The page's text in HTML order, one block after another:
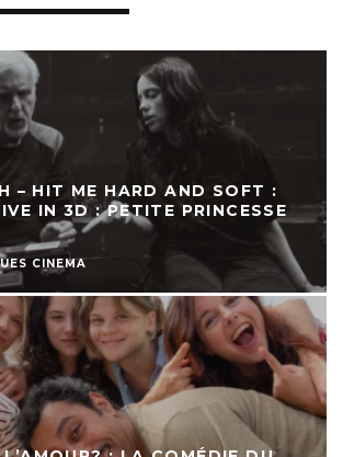
– HIT ME HARD AND SOFT :
IN 3D : PETITE PRINCESSE
CINEMA